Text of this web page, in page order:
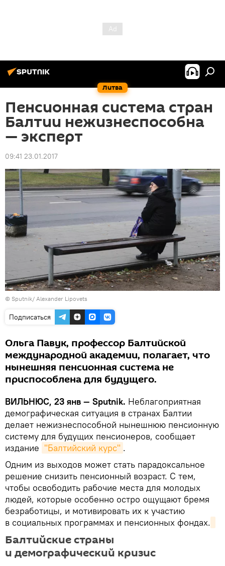
Литва
Пенсионная система стран
Балтии нежизнеспособна
— эксперт
09:41 23.01.2017
© Sputnik/ Alexander Lipovets
Подписаться
Ольга Павук, профессор Балтийской
международной академии, полагает, что
нынешняя пенсионная система не
приспособлена для будущего.
ВИЛЬНЮС, 23 янв — Sputnik. Неблагоприятная
демографическая ситуация в странах Балтии
делает нежизнеспособной нынешнюю пенсионную
систему для будущих пенсионеров, сообщает
издание "Балтийский курс" .
Одним из выходов может стать парадоксальное
решение снизить пенсионный возраст. С тем,
чтобы освободить рабочие места для молодых
людей, которые особенно остро ощущают бремя
безработицы, и мотивировать их к участию
в социальных программах и пенсионных фондах.
Балтийские страны
и демографический кризис